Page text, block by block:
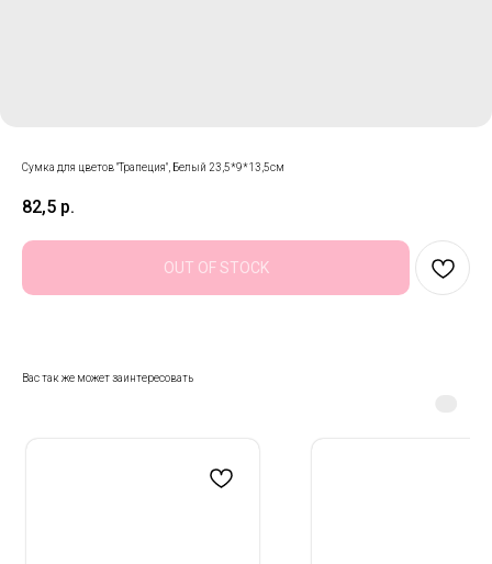
Сумка для цветов "Трапеция", Белый 23,5*9*13,5см
82,5 р.
OUT OF STOCK
Вас так же может заинтересовать